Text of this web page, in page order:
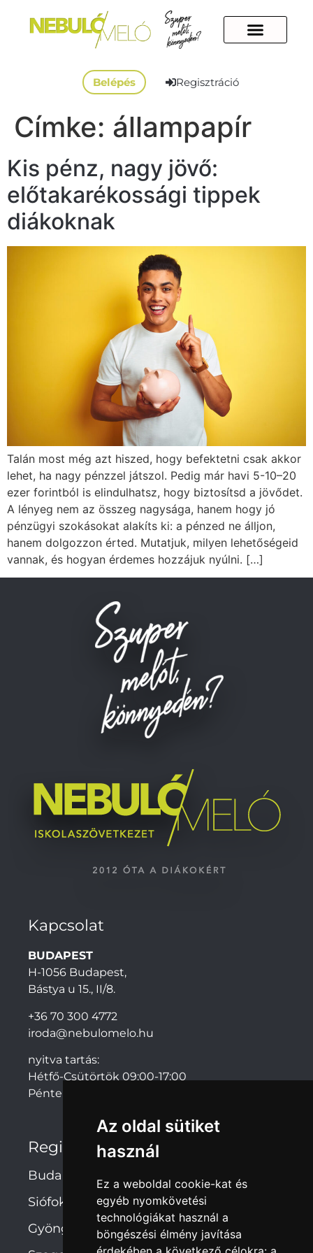
Az oldal sütiket
használ
Ez a weboldal cookie-kat és
egyéb nyomkövetési
technológiákat használ a
böngészési élmény javítása
Belépés Regisztráció
Címke: állampapír
Kis pénz, nagy jövő:
előtakarékossági tippek
diákoknak
Talán most még azt hiszed, hogy befektetni csak akkor
lehet, ha nagy pénzzel játszol. Pedig már havi 5-10–20
ezer forintból is elindulhatsz, hogy biztosítsd a jövődet.
A lényeg nem az összeg nagysága, hanem hogy jó
pénzügyi szokásokat alakíts ki: a pénzed ne álljon,
hanem dolgozzon érted. Mutatjuk, milyen lehetőségeid
vannak, és hogyan érdemes hozzájuk nyúlni. […]
Kapcsolat
BUDAPEST
H-1056 Budapest,
Bástya u 15., II/8.
+36 70 300 4772
iroda@nebulomelo.hu
nyitva tartás:
Hétfő-Csütörtök 09:00-17:00
Péntek: 09:00-14:00
Regionális irodák
Budapest
Siófok
Gyöngyös